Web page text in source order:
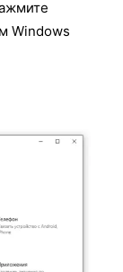
Windows